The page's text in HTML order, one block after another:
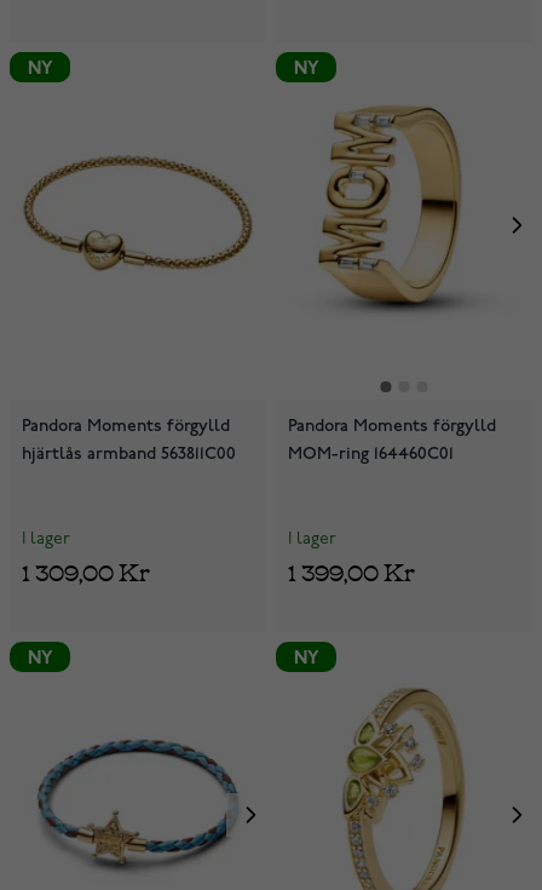
NY
NY
Pandora Moments förgylld
hjärtlås armband 563811C00
I lager
1 309,00 Kr
NY
Pandora Moments förgylld
MOM-ring 164460C01
I lager
1 399,00 Kr
NY NY